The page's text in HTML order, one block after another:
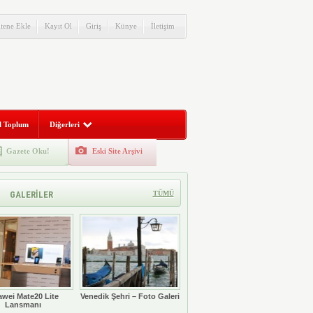
Ekle Kayıt Ol Giriş Künye İletişim
Toplum Diğerleri
Gazete Oku! Eski Site Arşivi
GALERİLER TÜMÜ
Mate20 Lite
Lansmanı
Venedik Şehri – Foto Galeri